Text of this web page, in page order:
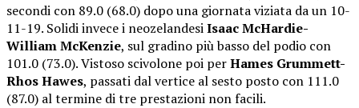
secondi con 89.0 (68.0) dopo una giornata viziata da un 10-
11-19. Solidi invece i neozelandesiIsaac McHardie-
William McKenzie, sul gradino più basso del podio con
101.0 (73.0). Vistoso scivolone poi perHames Grummett-
Rhos Hawes, passati dal vertice al sesto posto con 111.0
(87.0) al termine di tre prestazioni non facili.